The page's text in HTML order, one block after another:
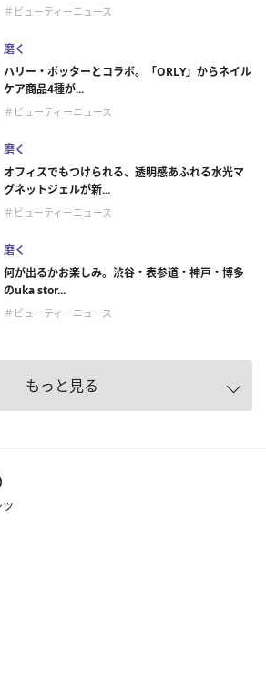
＃ビューティーニュース
磨く
ハリー・ポッターとコラボ。「ORLY」からネイル
ケア商品4種が...
＃ビューティーニュース
磨く
オフィスでもつけられる、透明感あふれる水光マ
グネットジェルが新...
＃ビューティーニュース
磨く
何が出るかお楽しみ。渋谷・表参道・神戸・博多
のuka stor...
＃ビューティーニュース
もっと見る